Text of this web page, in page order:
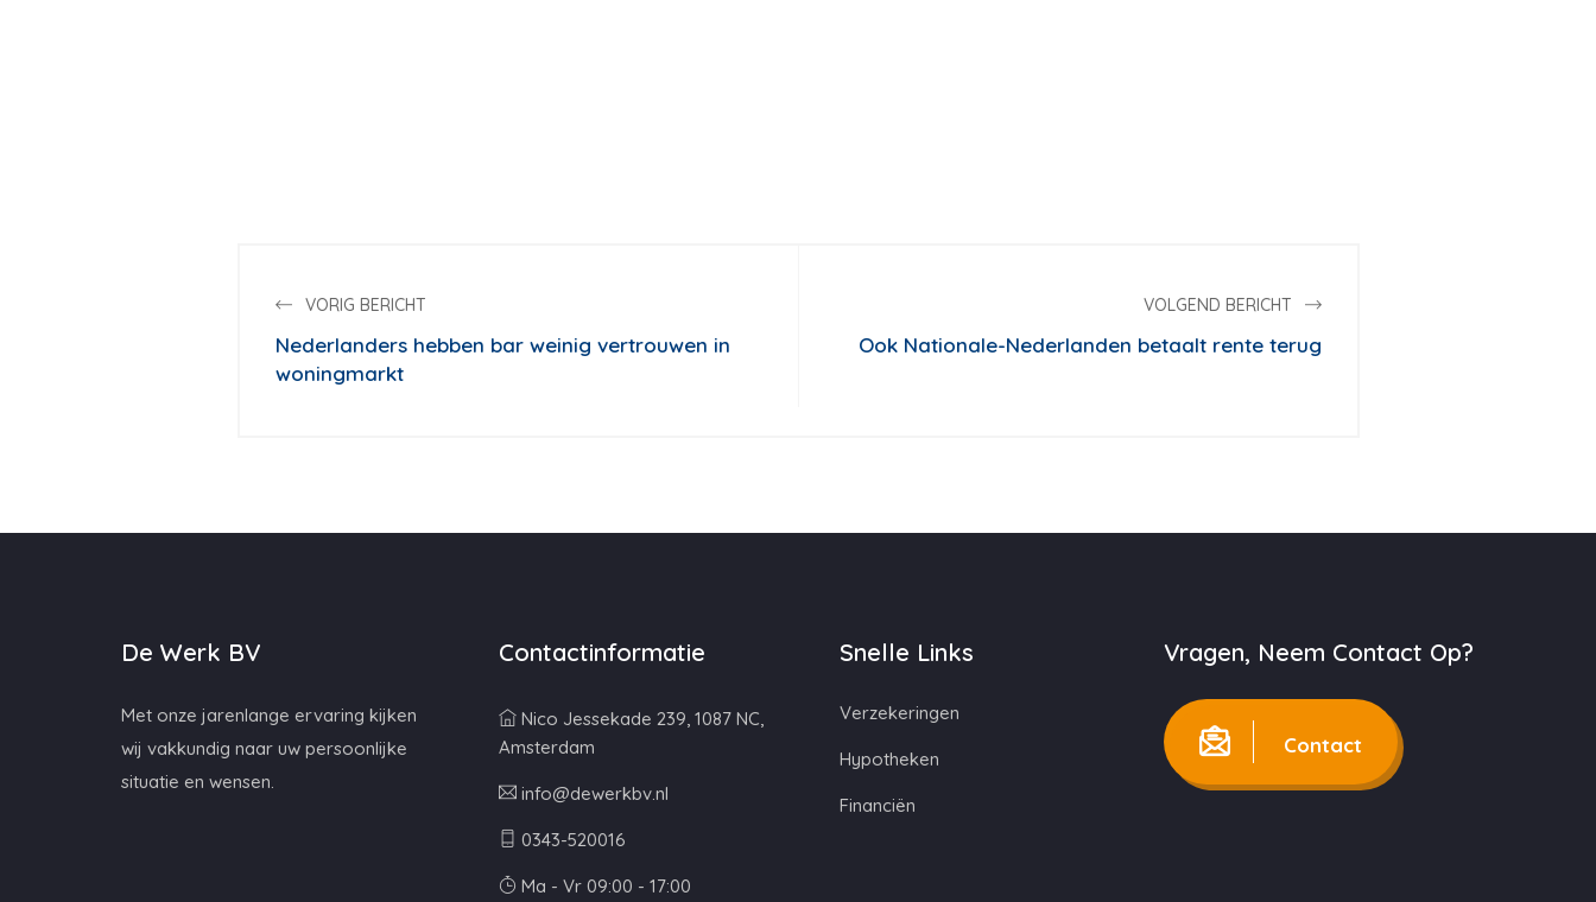
VORIG BERICHT
Nederlanders hebben bar weinig vertrouwen in
woningmarkt
VOLGEND BERICHT
Ook Nationale-Nederlanden betaalt rente terug
De Werk BV
Met onze jarenlange ervaring kijken
wij vakkundig naar uw persoonlijke
situatie en wensen.
Contactinformatie
Nico Jessekade 239, 1087 NC,
Amsterdam
info@dewerkbv.nl
0343-520016
Ma - Vr 09:00 - 17:00
Snelle Links
Verzekeringen
Hypotheken
Financiën
Vragen, Neem Contact Op?
Contact